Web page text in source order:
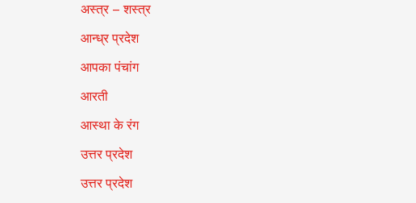
अस्त्र – शस्त्र
आन्ध्र प्रदेश
आपका पंचांग
आरती
आस्था के रंग
उत्तर प्रदेश
उत्तर प्रदेश